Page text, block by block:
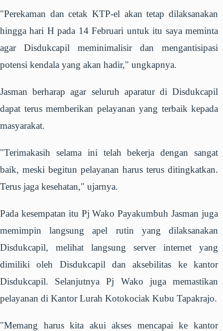
"Perekaman dan cetak KTP-el akan tetap dilaksanakan
hingga hari H pada 14 Februari untuk itu saya meminta
agar Disdukcapil meminimalisir dan mengantisipasi
potensi kendala yang akan hadir," ungkapnya.
Jasman berharap agar seluruh aparatur di Disdukcapil
dapat terus memberikan pelayanan yang terbaik kepada
masyarakat.
"Terimakasih selama ini telah bekerja dengan sangat
baik, meski begitun pelayanan harus terus ditingkatkan.
Terus jaga kesehatan," ujarnya.
Pada kesempatan itu Pj Wako Payakumbuh Jasman juga
memimpin langsung apel rutin yang dilaksanakan
Disdukcapil, melihat langsung server internet yang
dimiliki oleh Disdukcapil dan aksebilitas ke kantor
Disdukcapil. Selanjutnya Pj Wako juga memastikan
pelayanan di Kantor Lurah Kotokociak Kubu Tapakrajo.
"Memang harus kita akui akses mencapai ke kantor